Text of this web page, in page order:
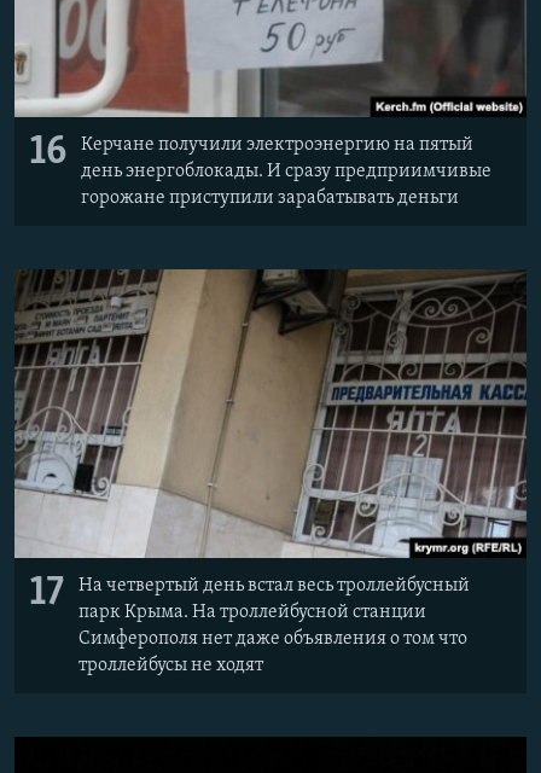
16
Керчане получили электроэнергию на пятый
день энергоблокады. И сразу предприимчивые
горожане приступили зарабатывать деньги
17
На четвертый день встал весь троллейбусный
парк Крыма. На троллейбусной станции
Симферополя нет даже объявления о том что
троллейбусы не ходят